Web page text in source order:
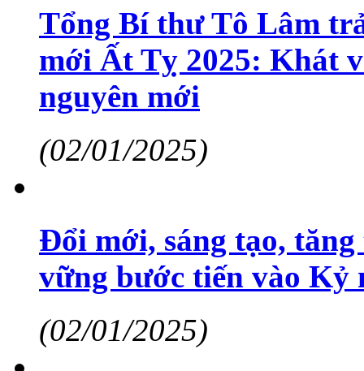
Tổng Bí thư Tô Lâm
mới Ất Tỵ 2025: Khát
nguyên mới
(02/01/2025)
Đổi mới, sáng tạo,
vững bước tiến vào Kỷ
(02/01/2025)